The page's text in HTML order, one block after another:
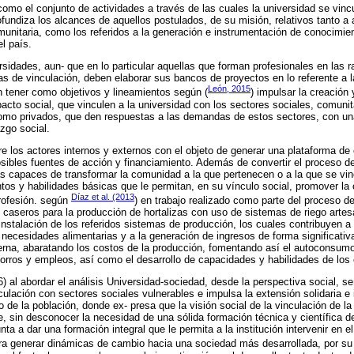
el conjunto de actividades a través de las cuales la universidad se
los alcances de aquellos postulados, de su misión, relativos tanto a
como los referidos a la generación e instrumentación de
país.
aun- que en lo particular aquellas que forman profesionales en las
de vinculación, deben elaborar sus bancos de proyectos en lo referente a
tener como objetivos y lineamientos según ( León, 2015) impulsar la creación
social, que vinculen a la universidad con los sectores sociales,
privados, que den respuestas a las demandas de estos sectores, con
social.
los actores internos y externos con el objeto de generar una plataforma de
fuentes de acción y financiamiento. Además de convertir el proceso
capaces de transformar la comunidad a la que pertenecen o a la que se
y habilidades básicas que le permitan, en su vínculo social, promover
según Díaz et al. (2013) en trabajo realizado como parte del proceso
para la producción de hortalizas con uso de sistemas de riego
de los referidos sistemas de producción, los cuales contribuyen
alimentarias y a la generación de ingresos de forma
abaratando los costos de la producción, fomentando así el
y empleos, así como el desarrollo de capacidades y habilidades de los
al abordar el análisis Universidad-sociedad, desde la perspectiva social,
con sectores sociales vulnerables e impulsa la extensión solidaria e
de la población, donde ex- presa que la visión social de la vinculación de
sin desconocer la necesidad de una sólida formación técnica y científica
a dar una formación integral que le permita a la institución intervenir en
generar dinámicas de cambio hacia una sociedad más desarrollada, por